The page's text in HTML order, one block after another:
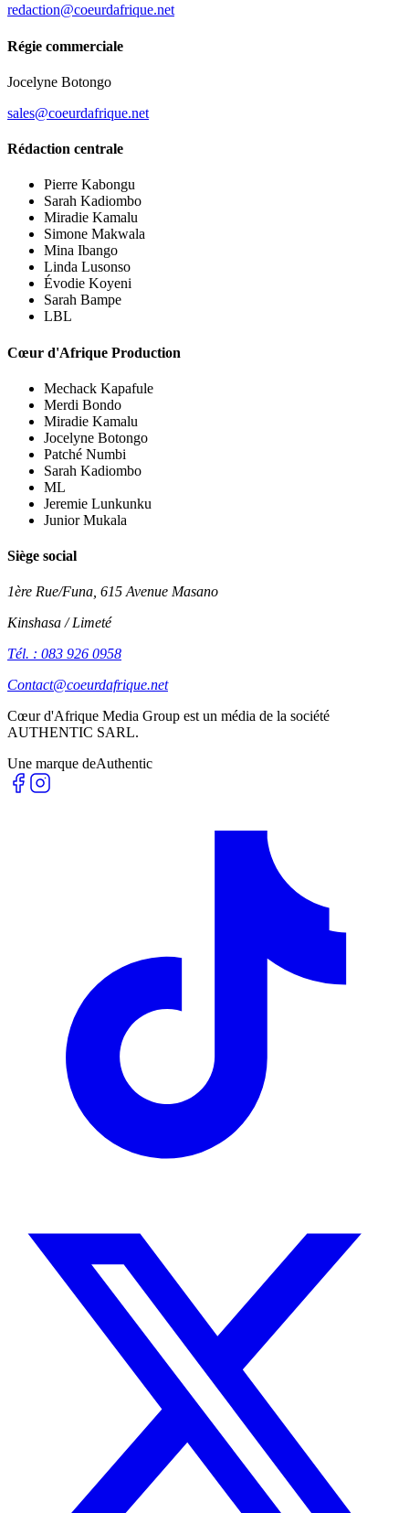
redaction@coeurdafrique.net
Régie commerciale
Jocelyne Botongo
sales@coeurdafrique.net
Rédaction centrale
Pierre Kabongu
Sarah Kadiombo
Miradie Kamalu
Simone Makwala
Mina Ibango
Linda Lusonso
Évodie Koyeni
Sarah Bampe
LBL
Cœur d'Afrique Production
Mechack Kapafule
Merdi Bondo
Miradie Kamalu
Jocelyne Botongo
Patché Numbi
Sarah Kadiombo
ML
Jeremie Lunkunku
Junior Mukala
Siège social
1ère Rue/Funa, 615 Avenue Masano
Kinshasa / Limeté
Tél. : 083 926 0958
Contact@coeurdafrique.net
Cœur d'Afrique Media Group est un média de la société
AUTHENTIC SARL.
Une marque deAuthentic